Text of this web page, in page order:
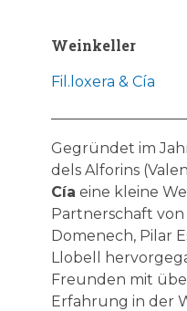
Weinkeller
Fil.loxera & Cía
Gegründet im
dels Alforins
Cía eine kleine
Partnerschaft von
Domenech, Pilar
Llobell
Freunden mit
Erfahrung in der